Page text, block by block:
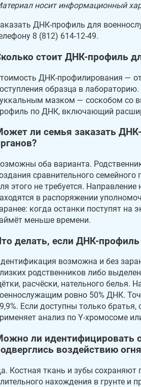
носит информационный
ДНК-профиль для
8 (812) 614-12-49.
стоит ДНК-профиль
ДНК-профилирования —
образца в
мазком — соскобом со
по ДНК, включающий
ли семья заказать
оба варианта.
сравнительного
этого не требуется.
в распоряжении
когда останки поступят на
меньше времени.
делать, если ДНК-профиль
возможна и без
родственников либо
расчёски, нательного белья.
ровно 50% ДНК.
Если доступны только
анализ по Y-хромосоме
ли идентифицировать
воздействию
Костная ткань и зубы
нахождения в грунте и